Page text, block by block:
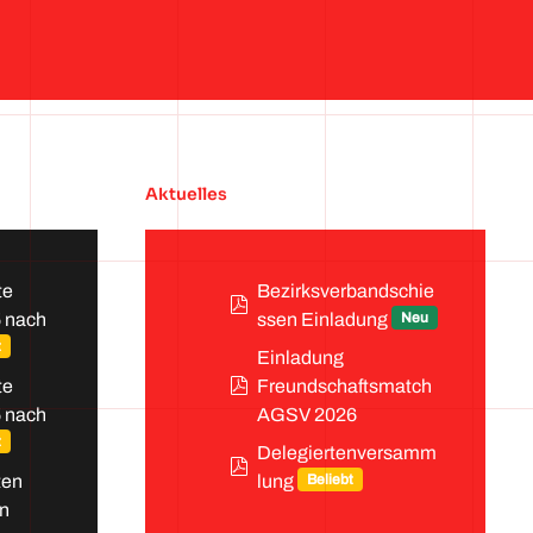
nach
nach
Aktuelles
pdf
Bezirksverbandschie
ssen Einladung
Neu
pdf
Einladung
Freundschaftsmatch
AGSV 2026
pdf
Delegiertenversamm
lung
Beliebt